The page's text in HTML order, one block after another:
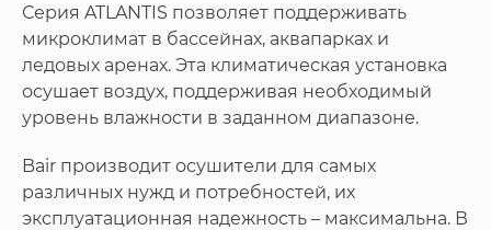
Серия ATLANTIS позволяет поддерживать
микроклимат в бассейнах, аквапарках и
ледовых аренах. Эта климатическая установка
осушает воздух, поддерживая необходимый
уровень влажности в заданном диапазоне.
Bair производит осушители для самых
различных нужд и потребностей, их
эксплуатационная надежность – максимальна. В